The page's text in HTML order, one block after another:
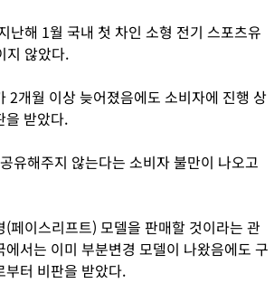
난해 1월 국내 첫 차인 소형 전기 스포츠유
지 않았다.
2개월 이상 늦어졌음에도 소비자에 진행 상
을 받았다.
유해주지 않는다는 소비자 불만이 나오고
페이스리프트) 모델을 판매할 것이라는 관
서는 이미 부분변경 모델이 나왔음에도 구
터 비판을 받았다.